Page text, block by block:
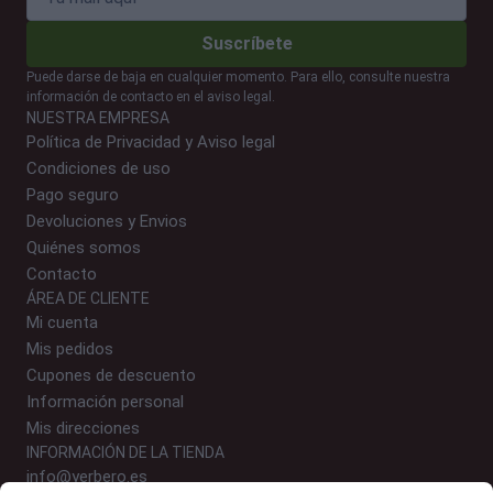
Suscríbete
Puede darse de baja en cualquier momento. Para ello, consulte nuestra
información de contacto en el aviso legal.
NUESTRA EMPRESA
Política de Privacidad y Aviso legal
Condiciones de uso
Pago seguro
Devoluciones y Envios
Quiénes somos
Contacto
ÁREA DE CLIENTE
Mi cuenta
Mis pedidos
Cupones de descuento
Información personal
Mis direcciones
INFORMACIÓN DE LA TIENDA
info@yerbero.es